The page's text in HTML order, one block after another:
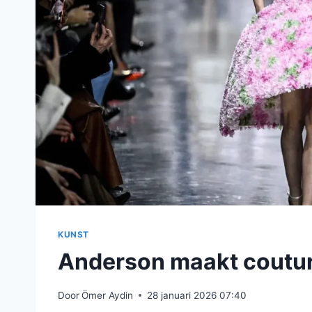
KUNST
Anderson maakt
DoorÖmer Aydin 28 januari 2026 07:40